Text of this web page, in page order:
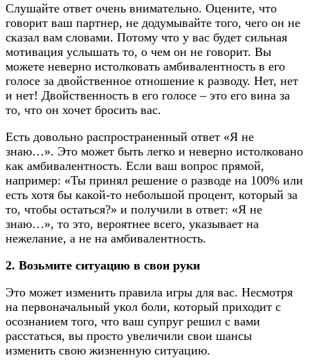
Слушайте ответ очень внимательно. Оцените, что
говорит ваш партнер, не додумывайте того, чего он не
сказал вам словами. Потому что у вас будет сильная
мотивация услышать то, о чем он не говорит. Вы
можете неверно истолковать амбивалентность в его
голосе за двойственное отношение к разводу. Нет, нет
и нет! Двойственность в его голосе – это его вина за
то, что он хочет бросить вас.
Есть довольно распространенный ответ «Я не
знаю…». Это может быть легко и неверно истолковано
как амбивалентность. Если ваш вопрос прямой,
например: «Ты принял решение о разводе на 100% или
есть хотя бы какой-то небольшой процент, который за
то, чтобы остаться?» и получили в ответ: «Я не
знаю…», то это, вероятнее всего, указывает на
нежелание, а не на амбивалентность.
2. Возьмите ситуацию в свои руки
Это может изменить правила игры для вас. Несмотря
на первоначальный укол боли, который приходит с
осознанием того, что ваш супруг решил с вами
расстаться, вы просто увеличили свои шансы
изменить свою жизненную ситуацию.